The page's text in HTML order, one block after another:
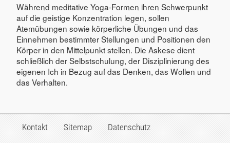
Während meditative Yoga-Formen ihren Schwerpunkt
auf die geistige Konzentration legen, sollen
Atemübungen sowie körperliche Übungen und das
Einnehmen bestimmter Stellungen und Positionen den
Körper in den Mittelpunkt stellen. Die Askese dient
schließlich der Selbstschulung, der Disziplinierung des
eigenen Ich in Bezug auf das Denken, das Wollen und
das Verhalten.
Kontakt Sitemap Datenschutz